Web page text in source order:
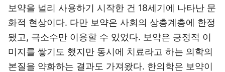
보약을 널리 사용하기 시작한 건 18세기에 나타난 문
화적 현상이다. 다만 보약은 사회의 상층계층에 한정
됐고, 극소수만 이용할 수 있었다. 보약은 긍정적 이
미지를 쌓기도 했지만 동시에 치료라고 하는 의학의
본질을 약화하는 결과도 가져왔다. 한의학은 보약이